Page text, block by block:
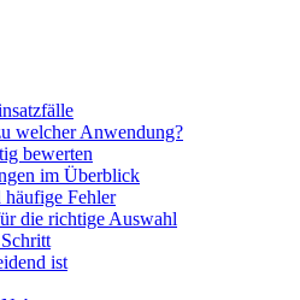
welcher Anwendung?
bewerten
im Überblick
Fehler
die richtige Auswahl
ist